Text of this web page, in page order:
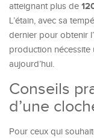
atteignant plus de
L’étain, avec sa
dernier pour obtenir
production nécessite
aujourd’hui.
Conseils
d’une
Pour ceux qui